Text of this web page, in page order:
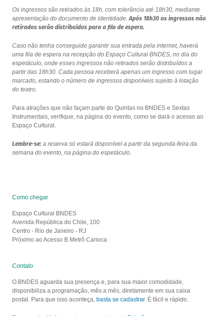
Os ingressos são retirados às 18h, com tolerância até 18h30, mediante
apresentação do documento de identidade.Após 18h30 os ingressos não
retirados serão distribuídos para a fila de espera.
Caso não tenha conseguido garantir sua entrada pela internet, haverá
uma fila de espera na recepção do Espaço Cultural BNDES, no dia do
espetáculo, onde esses ingressos não retirados serão distribuídos a
partir das 18h30. Cada pessoa receberá apenas um ingresso com lugar
marcado, estando o número de ingressos disponíveis sujeito à lotação
do teatro.
Para atrações que não façam parte do Quintas no BNDES e Sextas
Instrumentais, verifique, na página do evento, como se dará o acesso ao
Espaço Cultural.
Lembre-se:a reserva só estará disponível a partir da segunda-feira da
semana do evento, na página do espetáculo.
Como chegar
Espaço Cultural BNDES
Avenida República do Chile, 100
Centro - Rio de Janeiro - RJ
Próximo ao Acesso B Metrô Carioca
Contato
O BNDES aguarda sua presença e, para sua maior comodidade,
disponibiliza a programação, mês a mês, diretamente em sua caixa
postal. Para que isso aconteça, basta se cadastrar. É fácil e rápido.